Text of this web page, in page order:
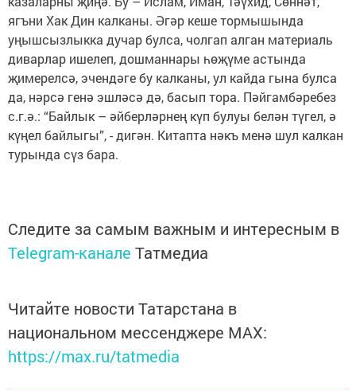
ягъни Хак Дин калканы. Әгәр кеше тормышында
уңышсызлыкка дучар булса, чолгап алган материаль
диварлар ишелеп, дошманнары һөҗүме астында
җимерелсә, эчендәге бу калканы, ул кайда гына булса
да, нәрсә генә эшләсә дә, басып тора. Пәйгамбәребез
с.г.ә.: “Байлык – әйберләрнең күп булуы белән түгел, ә
күңел байлыгы”, - дигән. Китапта нәкъ менә шул калкан
турында сүз бара.
Следите за самым важным и интересным в
Telegram-канале Татмедиа
Читайте новости Татарстана в
национальном мессенджере MАХ:
https://max.ru/tatmedia